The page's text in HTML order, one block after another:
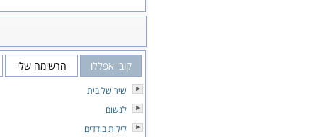
קובי אפללו הרשימה שלי
שיר של בית
לנשום
לילות בודדים